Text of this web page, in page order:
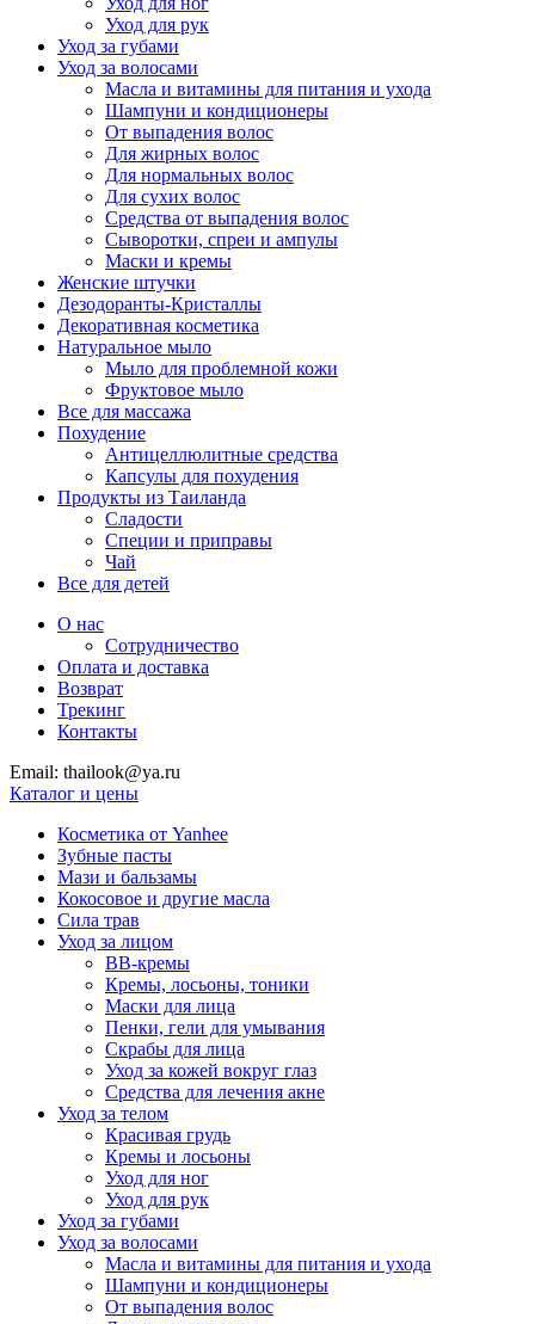
Уход для рук
Уход за губами
Уход за волосами
Масла и витамины для питания и ухода
Шампуни и кондиционеры
От выпадения волос
Для жирных волос
Для нормальных волос
Для сухих волос
Средства от выпадения волос
Сыворотки, спреи и ампулы
Маски и кремы
Женские штучки
Дезодоранты-Кристаллы
Декоративная косметика
Натуральное мыло
Мыло для проблемной кожи
Фруктовое мыло
Все для массажа
Похудение
Антицеллюлитные средства
Капсулы для похудения
Продукты из Таиланда
Сладости
Специи и приправы
Чай
Все для детей
О нас
Сотрудничество
Оплата и доставка
Возврат
Трекинг
Контакты
Email: thailook@ya.ru
Каталог и цены
Косметика от Yanhee
Зубные пасты
Мази и бальзамы
Кокосовое и другие масла
Сила трав
Уход за лицом
BB-кремы
Кремы, лосьоны, тоники
Маски для лица
Пенки, гели для умывания
Скрабы для лица
Уход за кожей вокруг глаз
Средства для лечения акне
Уход за телом
Красивая грудь
Кремы и лосьоны
Уход для ног
Уход для рук
Уход за губами
Уход за волосами
Масла и витамины для питания и ухода
Шампуни и кондиционеры
От выпадения волос